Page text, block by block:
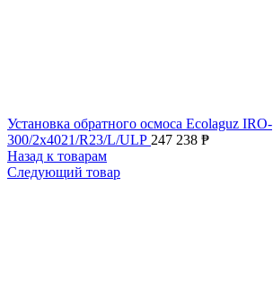
Установка обратного осмоса Ecolaguz IRO-
300/2x4021/R23/L/ULP 247 238 ₱
Назад к товарам
Следующий товар